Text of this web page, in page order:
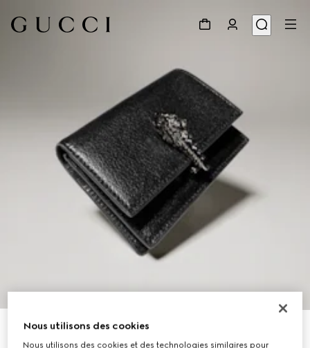
À personnaliser avec vos initiales
Nous utilisons des cookies
Nous utilisons des cookies et des technologies similaires pour